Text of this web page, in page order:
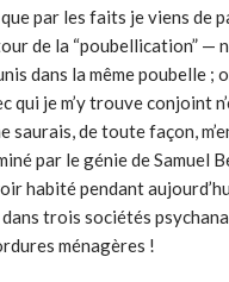
par les faits je viens de
de la “poubellication” —
dans la même poubelle
je m’y trouve conjoint
saurais, de toute façon,
par le génie de Samuel
habité pendant
trois sociétés
ménagères !